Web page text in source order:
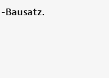
Bausatz.